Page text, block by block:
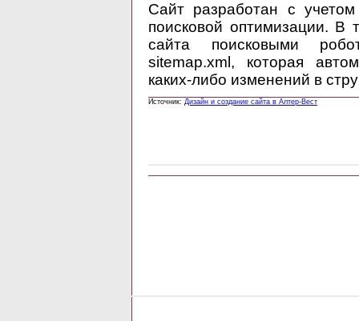
Сайт разработан с
поисковой оптимизации. В
сайта поисковыми
sitemap.xml, которая
каких-либо изменений в
Источник: Дизайн и создание сайта в Алтер-Вест